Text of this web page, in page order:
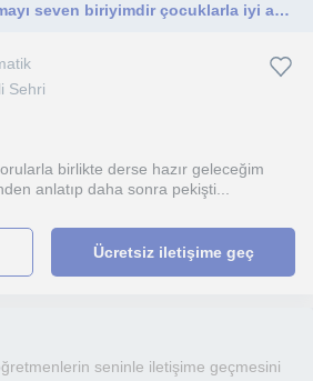
Akıcı konuşan konuşmayı seven biriyimdir çocuklarla iyi anlaşabildiğim için ilkokul öğrencilerine ders vermek tercihimdir
Sehri
birlikte derse hazır geleceğim
anlatıp daha sonra pekişti...
Ücretsiz iletişime geç
seninle iletişime geçmesini